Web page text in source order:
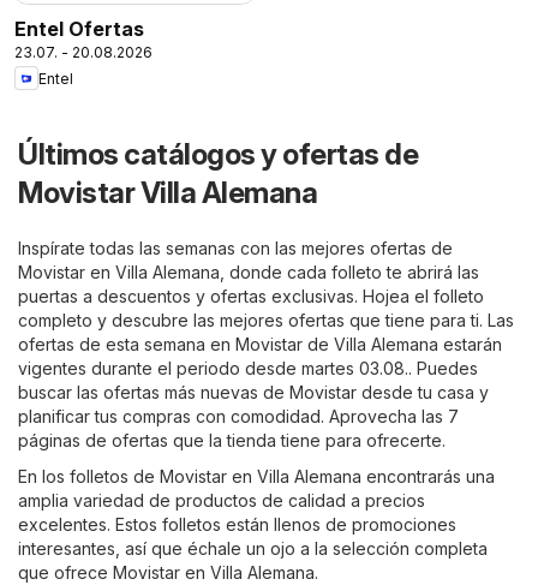
Entel Ofertas
23.07. - 20.08.2026
Entel
Últimos catálogos y ofertas de
Movistar Villa Alemana
Inspírate todas las semanas con las mejores ofertas de
Movistar en Villa Alemana, donde cada folleto te abrirá las
puertas a descuentos y ofertas exclusivas. Hojea el folleto
completo y descubre las mejores ofertas que tiene para ti. Las
ofertas de esta semana en Movistar de Villa Alemana estarán
vigentes durante el periodo desde martes 03.08.. Puedes
buscar las ofertas más nuevas de Movistar desde tu casa y
planificar tus compras con comodidad. Aprovecha las 7
páginas de ofertas que la tienda tiene para ofrecerte.
En los folletos de Movistar en Villa Alemana encontrarás una
amplia variedad de productos de calidad a precios
excelentes. Estos folletos están llenos de promociones
interesantes, así que échale un ojo a la selección completa
que ofrece Movistar en Villa Alemana.